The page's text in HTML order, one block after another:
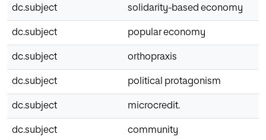
dc.subject solidarity-based economy
dc.subject popular economy
dc.subject orthopraxis
dc.subject political protagonism
dc.subject microcredit.
dc.subject community